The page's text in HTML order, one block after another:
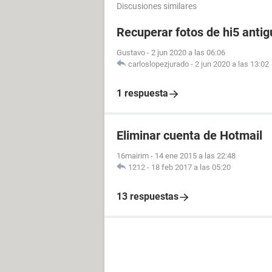
Discusiones similares
Recuperar fotos de hi5
Gustavo - 2 jun 2020 a las 06:06
carloslopezjurado - 2 jun 2020 a las 13:02
1 respuesta
Eliminar cuenta de Hotmail
16mairim - 14 ene 2015 a las 22:48
1212 - 18 feb 2017 a las 05:20
13 respuestas